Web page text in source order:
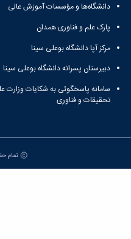
دانشگاه‌ها و مؤسسات آموزش عالی
پارک علم و فناوری همدان
مرکز آپا دانشگاه بوعلی سینا
دبیرستان پسرانه دانشگاه بوعلی سینا
سامانه پاسخگوئی به شکایات وزارت
تحقیقات و فناوری
تمام